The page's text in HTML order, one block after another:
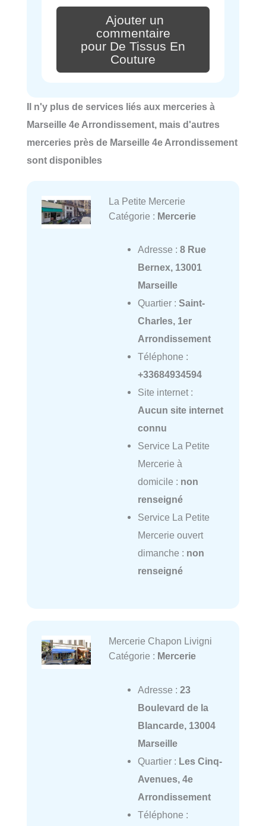
Ajouter un
commentaire
pour De Tissus En
Couture
Il n'y plus de services liés aux merceries à
Marseille 4e Arrondissement, mais d'autres
merceries près de Marseille 4e Arrondissement
sont disponibles
La Petite Mercerie
Catégorie : Mercerie
Adresse : 8 Rue
Bernex, 13001
Marseille
Quartier : Saint-
Charles, 1er
Arrondissement
Téléphone :
+33684934594
Site internet :
Aucun site internet
connu
Service La Petite
Mercerie à
domicile : non
renseigné
Service La Petite
Mercerie ouvert
dimanche : non
renseigné
Mercerie Chapon Livigni
Catégorie : Mercerie
Adresse : 23
Boulevard de la
Blancarde, 13004
Marseille
Quartier : Les Cinq-
Avenues, 4e
Arrondissement
Téléphone :